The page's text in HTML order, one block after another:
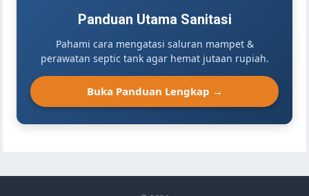
Panduan Utama Sanitasi
Pahami cara mengatasi saluran mampet &
perawatan septic tank agar hemat jutaan rupiah.
Buka Panduan Lengkap →